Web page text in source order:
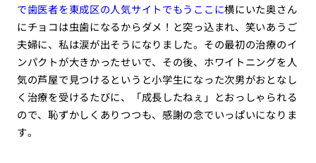
で歯医者を東成区の人気サイトでもうここに横にいた奥さん
にチョコは虫歯になるからダメ！と突っ込まれ、笑いあうご
夫婦に、私は涙が出そうになりました。その最初の治療のイ
ンパクトが大きかったせいで、その後、ホワイトニングを人
気の芦屋で見つけるというと小学生になった次男がおとなし
く治療を受けるたびに、「成長したねぇ」とおっしゃられる
ので、恥ずかしくありつつも、感謝の念でいっぱいになりま
す。